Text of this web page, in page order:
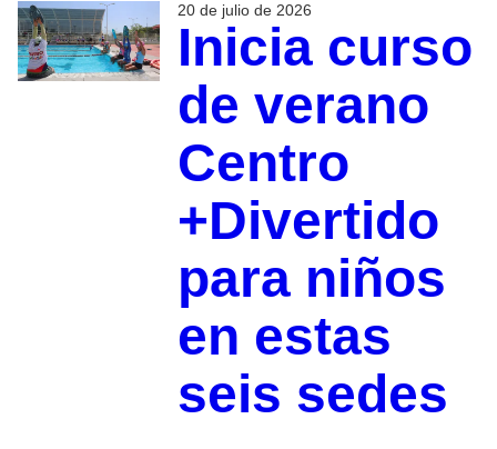
20 de julio de 2026
Inicia curso
de verano
Centro
+Divertido
para niños
en estas
seis sedes